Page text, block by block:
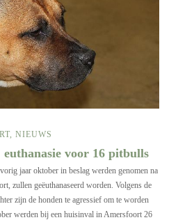
, NIEUWS
euthanasie voor 16 pitbulls
jaar oktober in beslag werden genomen na
zullen geëuthanaseerd worden. Volgens de
zijn de honden te agressief om te worden
werden bij een huisinval in Amersfoort 26